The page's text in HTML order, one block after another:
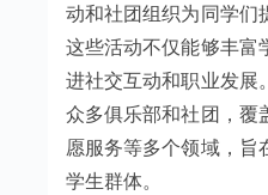
动和社团组织为同学们
这些活动不仅能够丰富
进社交互动和职业发展
众多俱乐部和社团，覆
愿服务等多个领域，旨
学生群体。